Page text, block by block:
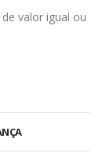
valor igual ou